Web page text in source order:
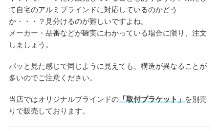
て自宅のアルミブラインドに対応しているのかどう
か・・・？見分けるのが難しいですよね。
メーカー・品番などが確実にわかっている場合に限り、注文
しましょう。
パッと見た感じで同じように見えても、構造が異なることが
多いのでご注意ください。
当店ではオリジナルブラインドの「取付ブラケット」を別売
りで販売しております。